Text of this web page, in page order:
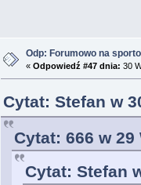
Odp: Forumowo na
« Odpowiedź #47 dnia: 30
Cytat: Stefan w
Cytat: 666 w 29
Cytat: Stefan